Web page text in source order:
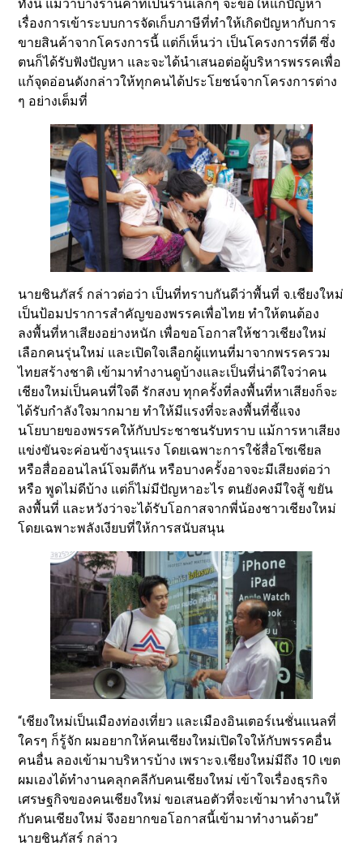
ทั้งนี้ แม้ว่าบางร้านค้าที่เป็นร้านเล็กๆ จะขอให้แก้ปัญหา
เรื่องการเข้าระบบการจัดเก็บภาษีที่ทำให้เกิดปัญหากับการ
ขายสินค้าจากโครงการนี้ แต่ก็เห็นว่า เป็นโครงการที่ดี ซึ่ง
ตนก็ได้รับฟังปัญหา และจะได้นำเสนอต่อผู้บริหารพรรคเพื่อ
แก้จุดอ่อนดังกล่าวให้ทุกคนได้ประโยชน์จากโครงการต่าง
ๆ อย่างเต็มที่
นายชินภัสร์ กล่าวต่อว่า เป็นที่ทราบกันดีว่าพื้นที่ จ.เชียงใหม่
เป็นป้อมปราการสำคัญของพรรคเพื่อไทย ทำให้ตนต้อง
ลงพื้นที่หาเสียงอย่างหนัก เพื่อขอโอกาสให้ชาวเชียงใหม่
เลือกคนรุ่นใหม่ และเปิดใจเลือกผู้แทนที่มาจากพรรครวม
ไทยสร้างชาติ เข้ามาทำงานดูบ้างและเป็นที่น่าดีใจว่าคน
เชียงใหม่เป็นคนที่ใจดี รักสงบ ทุกครั้งที่ลงพื้นที่หาเสียงก็จะ
ได้รับกำลังใจมากมาย ทำให้มีแรงที่จะลงพื้นที่ชี้แจง
นโยบายของพรรคให้กับประชาชนรับทราบ แม้การหาเสียง
แข่งขันจะค่อนข้างรุนแรง โดยเฉพาะการใช้สื่อโซเชียล
หรือสื่อออนไลน์โจมตีกัน หรือบางครั้งอาจจะมีเสียงต่อว่า
หรือ พูดไม่ดีบ้าง แต่ก็ไม่มีปัญหาอะไร ตนยังคงมีใจสู้ ขยัน
ลงพื้นที่ และหวังว่าจะได้รับโอกาสจากพี่น้องชาวเชียงใหม่
โดยเฉพาะพลังเงียบที่ให้การสนับสนุน
“เชียงใหม่เป็นเมืองท่องเที่ยว และเมืองอินเตอร์เนชั่นแนลที่
ใครๆ ก็รู้จัก ผมอยากให้คนเชียงใหม่เปิดใจให้กับพรรคอื่น
คนอื่น ลองเข้ามาบริหารบ้าง เพราะจ.เชียงใหม่มีถึง 10 เขต
ผมเองได้ทำงานคลุกคลีกับคนเชียงใหม่ เข้าใจเรื่องธุรกิจ
เศรษฐกิจของคนเชียงใหม่ ขอเสนอตัวที่จะเข้ามาทำงานให้
กับคนเชียงใหม่ จึงอยากขอโอกาสนี้เข้ามาทำงานด้วย”
นายชินภัสร์ กล่าว